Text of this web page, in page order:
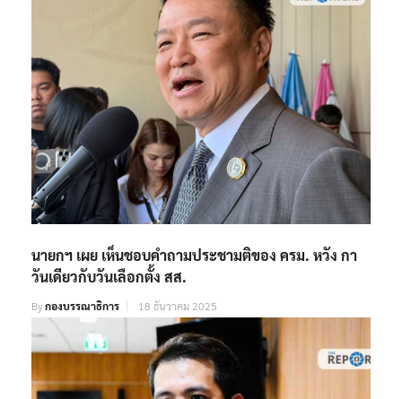
นายกฯ เผย เห็นชอบคำถามประชามติของ ครม. หวัง กา
วันเดียวกับวันเลือกตั้ง สส.
Byกองบรรณาธิการ 18 ธันวาคม 2025